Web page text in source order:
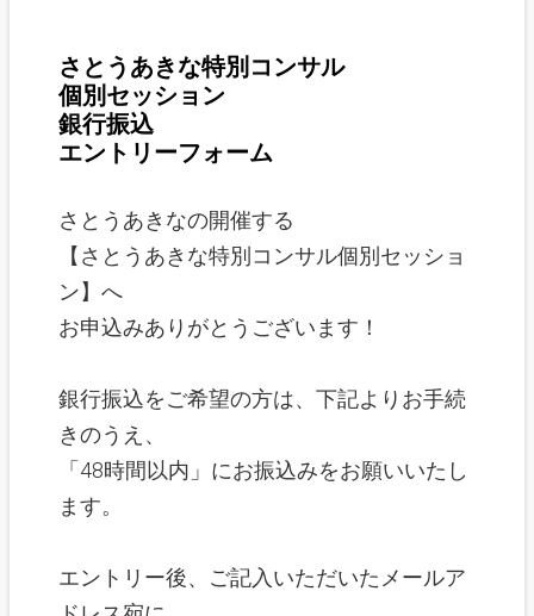
さとうあきな特別コンサル
個別セッション
銀行振込
エントリーフォーム
さとうあきなの開催する
【さとうあきな特別コンサル個別セッショ
ン】へ
お申込みありがとうございます！
銀行振込をご希望の方は、下記よりお手続
きのうえ、
「48時間以内」にお振込みをお願いいたし
ます。
エントリー後、ご記入いただいたメールア